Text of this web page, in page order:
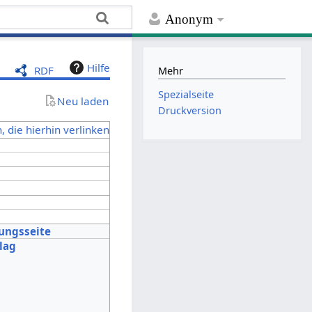
Anonym
RDF Hilfe
Neu laden
die hierhin verlinken
Mehr
Spezialseite
Druckversion